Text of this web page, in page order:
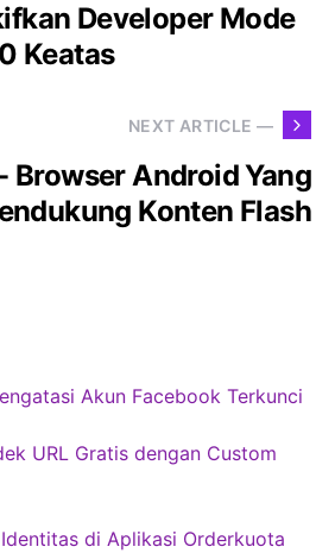
Developer Mode
Keatas
NEXT ARTICLE —
Browser Android Yang
Konten Flash
Akun Facebook Terkunci
URL Gratis dengan Custom
di Aplikasi Orderkuota